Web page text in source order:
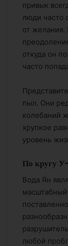
привык
люди часто
от желания.
откуда он
часто
пыл. Они
колебаний
хрупкое
уровень
По кругу
Вода Ян
масштабный
любой